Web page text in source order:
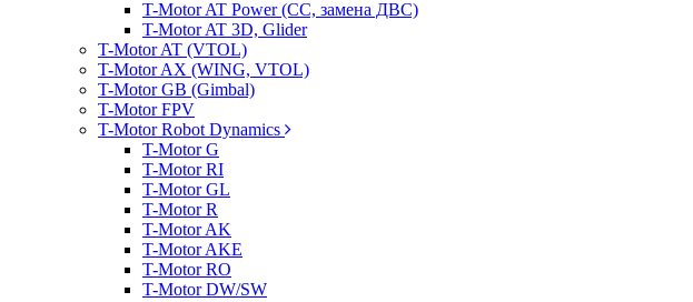
T-Motor AT Power (CC, замена ДВС)
T-Motor AT 3D, Glider
T-Motor AT (VTOL)
T-Motor AX (WING, VTOL)
T-Motor GB (Gimbal)
T-Motor FPV
T-Motor Robot Dynamics
T-Motor G
T-Motor RI
T-Motor GL
T-Motor R
T-Motor AK
T-Motor AKE
T-Motor RO
T-Motor DW/SW